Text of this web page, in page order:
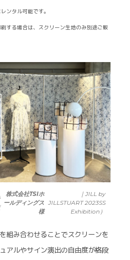
ンタル可能です。
する場合は、スクリーン生地のみ別途ご販
株式会社TSIホ
ールディングス
様
｜JILL by
JILLSTUART 2023SS
Exhibition）
組み合わせることでスクリーンを
アルやサイン演出の自由度が格段